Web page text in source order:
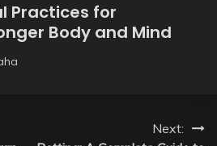
Practices for
Body and Mind
Next: